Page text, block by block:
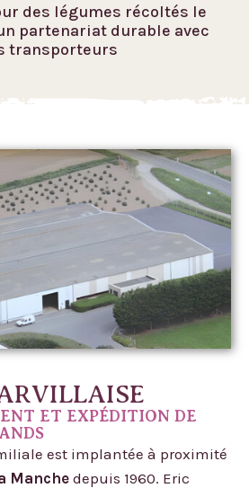
des légumes récoltés le
partenariat durable avec
transporteurs
ET EXPÉDITION DE
est implantée à proximité
Manche depuis 1960. Eric